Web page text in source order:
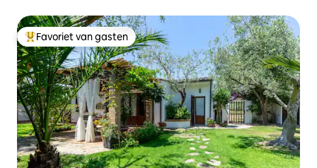
Topfavoriet van gasten
Favoriet van gasten